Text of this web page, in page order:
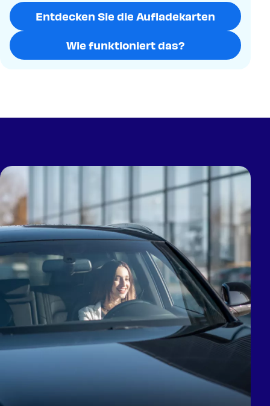
Entdecken Sie die Aufladekarten
Wie funktioniert das?